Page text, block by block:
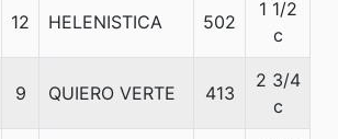
12 HELENISTICA 502
1 1/2
c
9 QUIERO VERTE 413
2 3/4
c